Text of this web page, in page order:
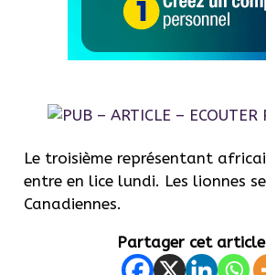
Le troisième représentant
entre en lice lundi. Les lionnes
Canadiennes.
Partager cet